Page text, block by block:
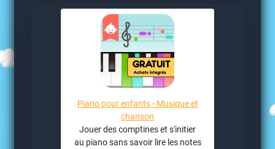
Piano pour enfants - Musique et
chanson
Jouer des comptines et s'initier
au piano sans savoir lire les notes